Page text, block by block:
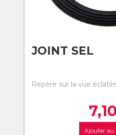
JOINT SEL
Repère sur la vue éclatée
7,10
Ajouter au